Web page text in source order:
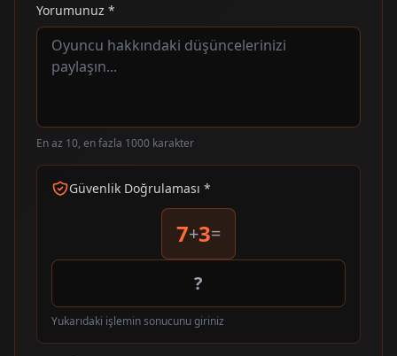
Yorumunuz *
En az 10, en fazla 1000 karakter
Güvenlik Doğrulaması *
7+3=
Yukarıdaki işlemin sonucunu giriniz